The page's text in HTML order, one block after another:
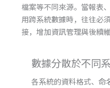
檔案等不同來源。當報表
用跨系統數據時，往往必
接，增加資訊管理與後續
數據分散於不同
各系統的資料格式、命